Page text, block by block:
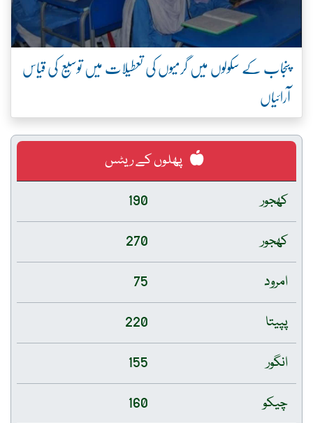
پنجاب کے سکولوں میں گرمیوں کی تعطیلات میں توسیع کی قیاس
آرائیاں
پھلوں کے ریٹس
کھجور
190
کھجور
270
امرود
75
پپیتا
220
انگور
155
چیکو
160